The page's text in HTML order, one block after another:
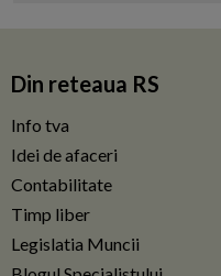
Din reteaua RS
Info tva
Idei de afaceri
Contabilitate
Timp liber
Legislatia Muncii